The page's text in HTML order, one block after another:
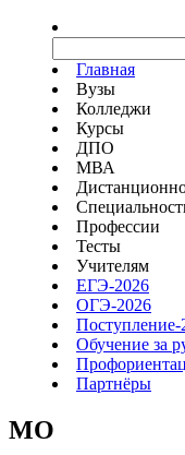
Главная
Вузы
Колледжи
Курсы
ДПО
МВА
Профессии
Тесты
Учителям
ЕГЭ-2026
ОГЭ-2026
Поступление-
Обучение за
Партнёры
MO